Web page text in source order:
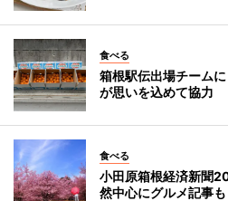
食べる
箱根駅伝出場チーム
が思いを込めて協力
食べる
小田原箱根経済新聞
然中心にグルメ記事も